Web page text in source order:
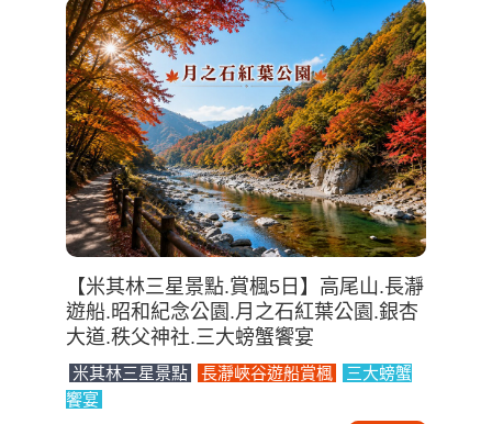
【米其林三星景點.賞楓5日】高尾山.長瀞
遊船.昭和紀念公園.月之石紅葉公園.銀杏
大道.秩父神社.三大螃蟹饗宴
米其林三星景點 長瀞峽谷遊船賞楓
三大螃蟹
饗宴